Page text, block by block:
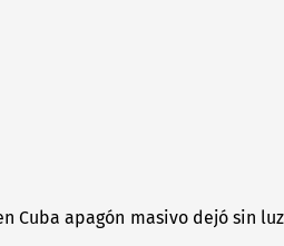
Cuba apagón masivo dejó sin